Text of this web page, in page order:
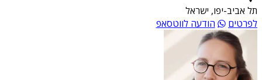
תל אביב-יפו, ישראל
לפרטים
הודעה לווטסאפ